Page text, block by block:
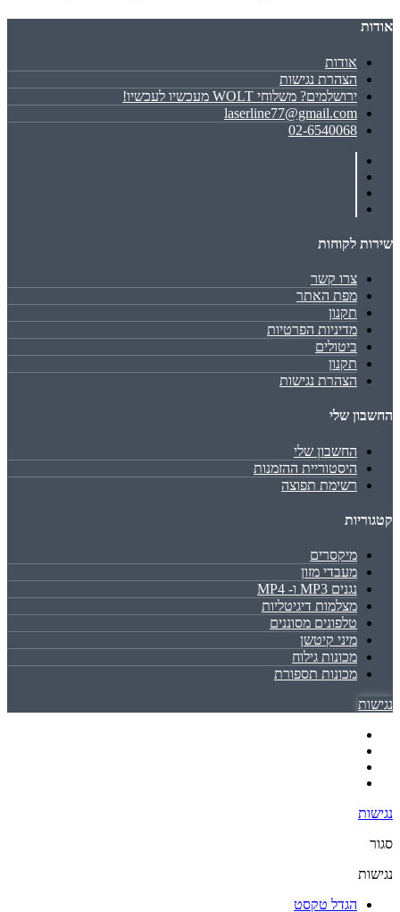
אודות
אודות
הצהרת נגישות
ירושלמים? משלוחי WOLT מעכשיו לעכשיו!
laserline77@gmail.com
02-6540068
שירות לקוחות
צרו קשר
מפת האתר
תקנון
מדיניות הפרטיות
ביטולים
תקנון
הצהרת נגישות
החשבון שלי
החשבון שלי
היסטוריית ההזמנות
רשימת תפוצה
קטגוריות
מיקסרים
מעבדי מזון
נגנים MP3 ו- MP4
מצלמות דיגיטליות
טלפונים מסוננים
מיני קיטשן
מכונות גילוח
מכונות תספורת
נגישות
נגישות
סגור
נגישות
הגדל טקסט